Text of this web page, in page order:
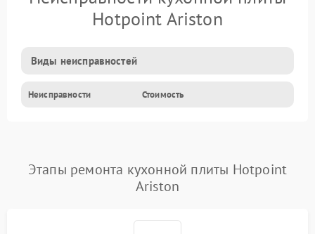
Hotpoint Ariston
Виды неисправностей
Неисправности Стоимость
Этапы ремонта кухонной плиты Hotpoint
Ariston